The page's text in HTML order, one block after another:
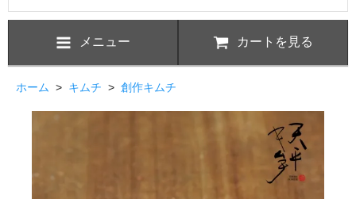
メニュー カートを見る
ホーム > キムチ > 創作キムチ